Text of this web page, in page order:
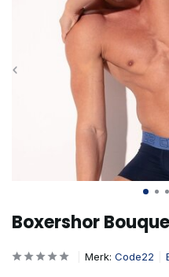
Boxershor
Merk: Code22